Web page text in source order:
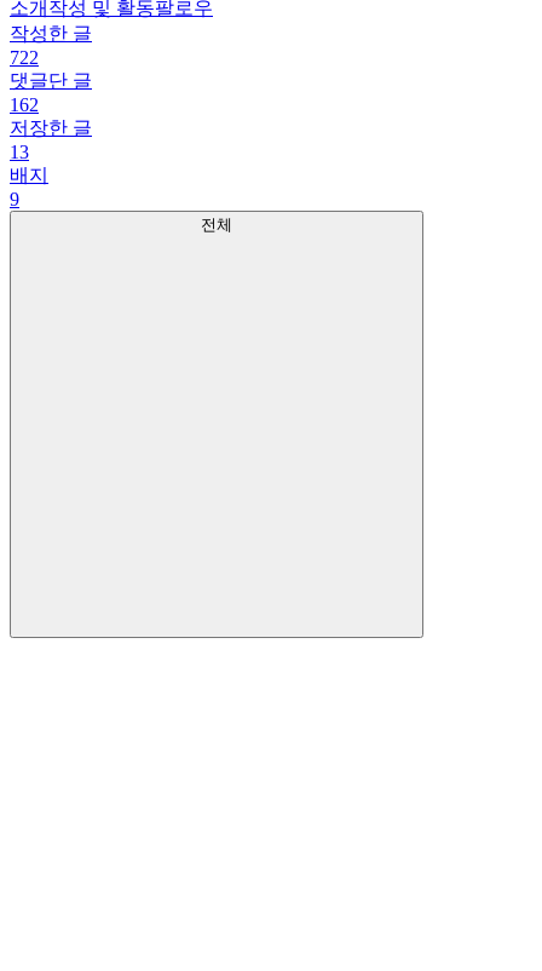
소개 작성 및 활동팔로우
작성한 글
722
댓글단 글
162
저장한 글
13
배지
9
전체